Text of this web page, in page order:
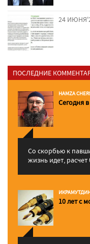
24
ПОСЛЕДНИЕ
HAMZA
Сегодня
Со скорбью к
жизнь идет, расчет
10 лет с